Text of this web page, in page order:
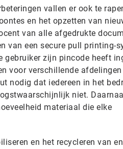
vallen er ook te
en het opzetten van
van alle afgedrukte
van een secure pull printing-
zijn pincode heeft
voor verschillende afdelingen
nodig dat iedereen in het
niet.
materiaal die elke
en het recycleren van